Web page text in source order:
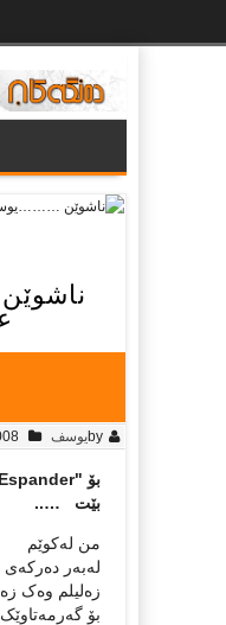
byیوسف
بێت …..
من لەکوێم
لەبەر
زەلیلم وەک
بۆ